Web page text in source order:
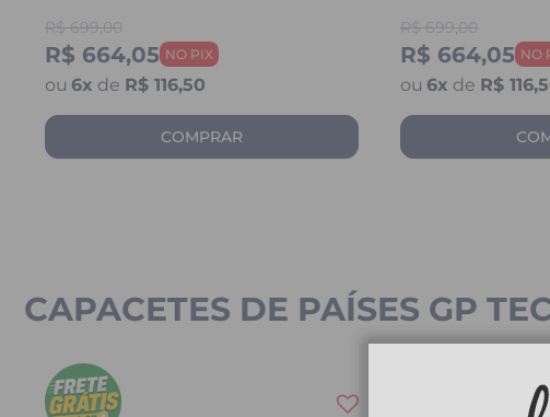
R$ 699,00
R$ 664,05
6x de R$ 116,50
COMPRAR
R$ 699,00
R$ 664,05
6x de R$
CAPACETES DE PAÍSES GP